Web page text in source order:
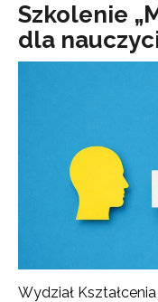
Szkolenie
dla
Wydział